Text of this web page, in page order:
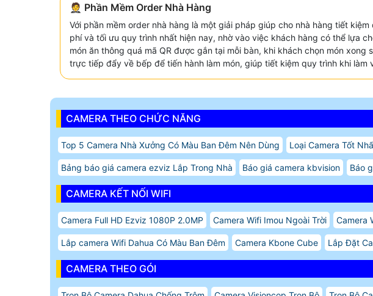
🤵 Phần Mềm Order Nhà Hàng
Với phần mềm order nhà hàng là một giải pháp giúp cho nhà hàng tiết kiệm
phí và tối ưu quy trình nhất hiện nay, nhờ vào việc khách hàng có thể lựa
món ăn thông quá mã QR được gắn tại mỗi bàn, khi khách chọn món xong
trực tiếp đẩy về bếp để tiến hành làm món, giúp tiết kiệm quy trình khi làm
CAMERA THEO CHỨC NĂNG
Top 5 Camera Nhà Xưởng Có Màu Ban Đêm Nên Dùng Loại Camera Tốt
Bảng báo giá camera ezviz Lắp Trong Nhà Báo giá camera kbvision Báo
CAMERA KẾT NỐI WIFI
Camera Full HD Ezviz 1080P 2.0MP Camera Wifi Imou Ngoài Trời Camera
Lắp camera Wifi Dahua Có Màu Ban Đêm Camera Kbone Cube Lắp Đặt
CAMERA THEO GÓI